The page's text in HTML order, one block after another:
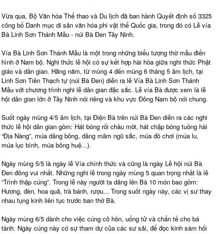
Vừa qua, Bộ Văn hóa Thể thao và Du lịch đã ban hành Quyết định số 3325
công bố Danh mục di sản văn hóa phi vật thể Quốc gia, trong đó có Lễ vía
Bà Linh Sơn Thánh Mẫu - núi Bà Đen Tây Ninh.
Vía Bà Linh Sơn Thánh Mẫu là một trong những biểu tượng thờ mẫu điển
hình ở Nam bộ. Nghi thức lễ hội có sự kết hợp hài hòa giữa nghi thức Phật
giáo và dân gian. Hằng năm, từ mùng 4 đến mùng 6 tháng 5 âm lịch, tại
Linh Sơn Tiên Thạch tự (núi Bà Đen) diễn ra lễ Vía Bà Linh Sơn Thánh
Mẫu với chương trình nghi lễ dân gian đặc sắc. Lễ vía Bà được xem là lễ
hội dân gian lớn ở Tây Ninh nói riêng và khu vực Đông Nam bộ nói chung.
Suốt ngày mùng 4/5 âm lịch, tại Điện Bà trên núi Bà Đen diễn ra các nghi
thức lễ hội dân gian gồm: Hát bóng rối chầu mời, hát chặp bóng tuồng hài
“Địa Nàng”, múa dâng bông, dâng mâm ngũ sắc, múa đồ chơi (múa lu,
múa lục bình, múa bông huệ...).
Ngày mùng 5/5 là ngày lễ Vía chính thức và cũng là ngày Lễ hội núi Bà
Đen đông vui nhất. Những nghi lễ trong ngày mùng 5 quan trọng nhất là lễ
“Trình thập cúng”. Trong lễ này người ta dâng lên Bà 10 món bao gồm:
Hương, đèn, hoa quả, trà bánh, rượu... Trong suốt ngày này, các vị sư thay
nhau tụng kinh liên tục trước ban thờ Bà.
Ngày mùng 6/5 dành cho việc cúng cô hồn, uổng tử và chẩn tế cho bá
tánh. Ngày cúng này có sự tham dự của các sư sải, để đọc kinh sám hối